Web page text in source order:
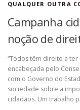
QUALQUER OUTRA
Campanha
noção de
“Todos têm direito a ter
encabeçada pelo
com o Governo do
sociedade sobre a
cidadãos. Um trabalho